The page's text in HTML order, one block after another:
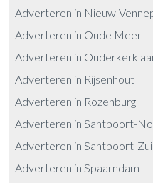
Adverteren in Nieuw-
Adverteren in Oude Meer
Adverteren in Ouderkerk
Adverteren in Rijsenhout
Adverteren in Rozenburg
Adverteren in Santpoort-
Adverteren in Santpoort-
Adverteren in Spaarndam